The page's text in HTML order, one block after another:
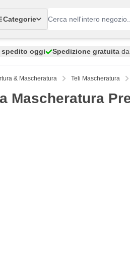
Categorie
spedito oggi Spedizione gratuita
& Mascheratura Teli Mascheratura
Mascheratura